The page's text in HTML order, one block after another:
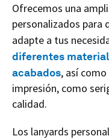
Ofrecemos una
personalizados para
adapte a tus
diferentes
acabados, así
impresión, como
calidad.
Los lanyards